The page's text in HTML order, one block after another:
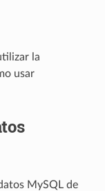
la
usar
MySQL de